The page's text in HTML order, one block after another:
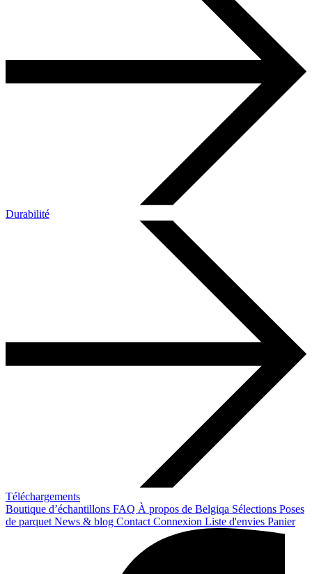
Durabilité
Téléchargements
Boutique d’échantillons FAQ À propos de Belgiqa Sélections Poses
de parquet News & blog Contact Connexion Liste d'envies Panier